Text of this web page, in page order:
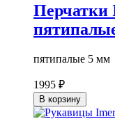
Перчатки
пятипалые 5 мм
1995 ₽
В корзину